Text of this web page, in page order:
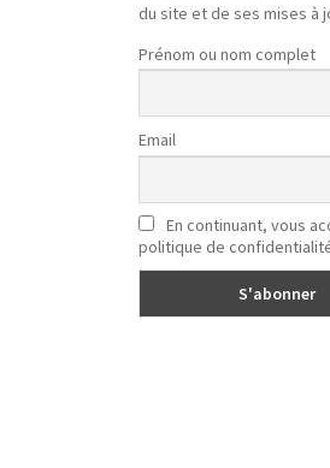
du site et de ses mises à
Prénom ou nom complet
Email
En continuant, vous
politique de